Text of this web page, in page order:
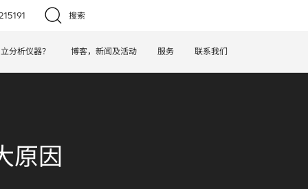
搜索
分析仪器？ 博客，新闻及活动 服务 联系我们
原因